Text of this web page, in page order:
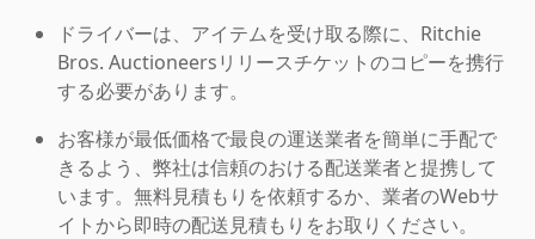
ドライバーは、アイテムを受け取る際に、Ritchie
Bros. Auctioneersリリースチケットのコピーを携行
する必要があります。
お客様が最低価格で最良の運送業者を簡単に手配で
きるよう、弊社は信頼のおける配送業者と提携して
います。無料見積もりを依頼するか、業者のWebサ
イトから即時の配送見積もりをお取りください。